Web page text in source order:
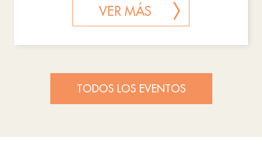
VER MÁS
TODOS LOS EVENTOS